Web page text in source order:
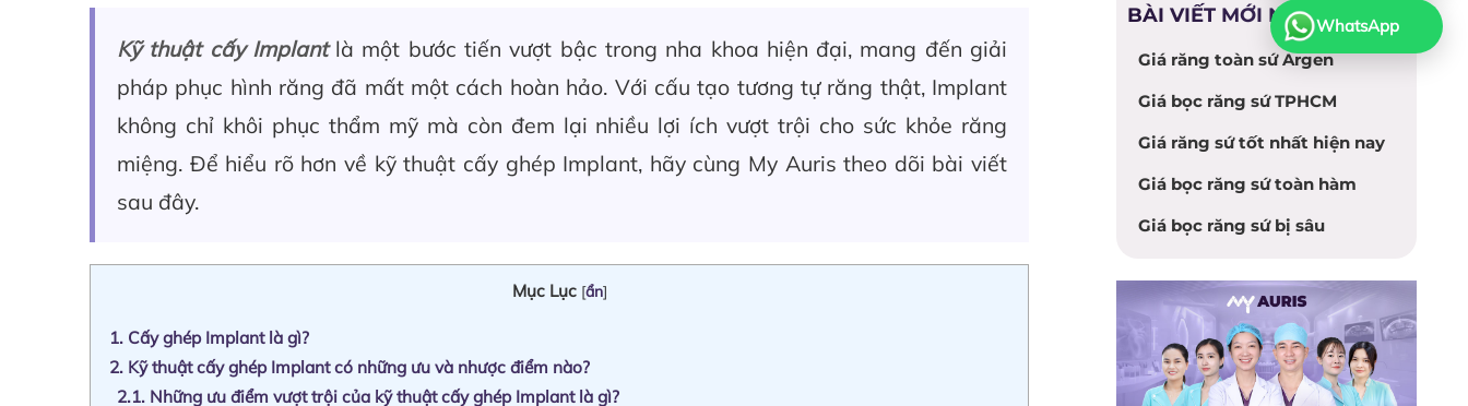
Kỹ thuật cấy Implantlà một bước tiến vượt bậc trong nha khoa hiện đại, mang đến giải
pháp phục hình răng đã mất một cách hoàn hảo. Với cấu tạo tương tự răng thật, Implant
không chỉ khôi phục thẩm mỹ mà còn đem lại nhiều lợi ích vượt trội cho sức khỏe răng
miệng. Để hiểu rõ hơn về kỹ thuật cấy ghép Implant, hãy cùng My Auris theo dõi bài viết
sau đây.
Mục Lục [ẩn]
1. Cấy ghép Implant là gì?
2. Kỹ thuật cấy ghép Implant có những ưu và nhược điểm nào?
2.1. Những ưu điểm vượt trội của kỹ thuật cấy ghép Implant là gì?
BÀI VIẾT MỚI NHẤT
Giá răng toàn sứ Argen
Giá bọc răng sứ TPHCM
Giá răng sứ tốt nhất hiện nay
Giá bọc răng sứ toàn hàm
Giá bọc răng sứ bị sâu
WhatsApp